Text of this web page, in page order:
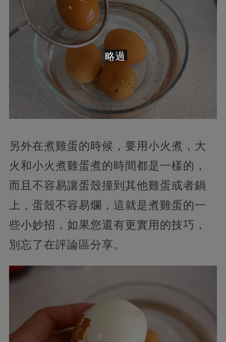
另外在煮雞蛋的時候，要用小火煮，大
火和小火煮雞蛋煮的時間都是一樣的，
而且不容易讓蛋殼撞到其他雞蛋或者鍋
上，蛋殼不容易爛，這就是煮雞蛋的一
些小妙招，如果您還有更實用的技巧，
別忘了在評論區分享。
略過